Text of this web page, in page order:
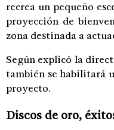
recrea un pequeño
proyección de
zona destinada a
Según explicó la
también se habilitará
proyecto.
Discos de oro,